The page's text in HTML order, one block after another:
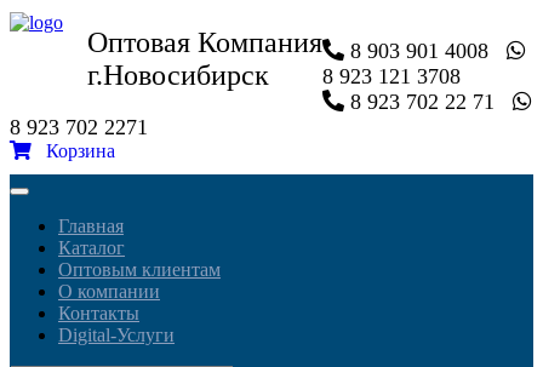
Оптовая Компания
г.Новосибирск
8 903 901 4008
8 923 121 3708
8 923 702 22 71
8 923 702 2271
Корзина
Toggle
navigationГлавная
Каталог
Оптовым клиентам
О компании
Контакты
Digital-Услуги